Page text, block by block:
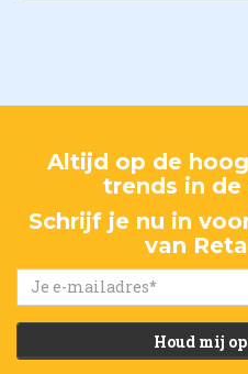
Altijd op de
trends in
Schrijf je nu in
van
Houd mij